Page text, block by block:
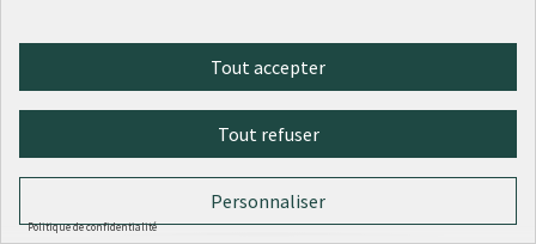
Tout accepter
Tout refuser
Personnaliser
Politique de confidentialité